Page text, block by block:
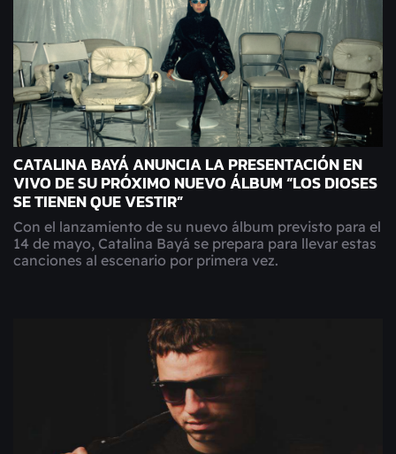
CATALINA BAYÁ ANUNCIA LA PRESENTACIÓN EN
VIVO DE SU PRÓXIMO NUEVO ÁLBUM “LOS DIOSES
SE TIENEN QUE VESTIR”
Con el lanzamiento de su nuevo álbum previsto para el
14 de mayo, Catalina Bayá se prepara para llevar estas
canciones al escenario por primera vez.